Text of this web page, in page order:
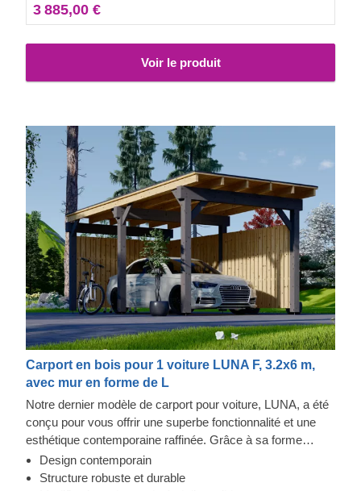
3 885,00 €
Voir le produit
Carport en bois pour 1 voiture LUNA F, 3.2x6 m,
avec mur en forme de L
Notre dernier modèle de carport pour voiture, LUNA, a été
conçu pour vous offrir une superbe fonctionnalité et une
esthétique contemporaine raffinée. Grâce à sa forme
moderne et élégante, son design sublime et toit plat
contemporain, ce magnifique carport deviendra rapidement
Design contemporain
Structure robuste et durable